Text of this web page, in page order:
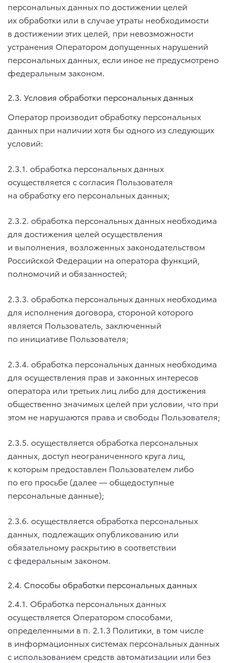
персональных данных по достижении целей
их обработки или в случае утраты необходимости
в достижении этих целей, при невозможности
устранения Оператором допущенных нарушений
персональных данных, если иное не предусмотрено
федеральным законом.
2.3. Условия обработки персональных данных
Оператор производит обработку персональных
данных при наличии хотя бы одного из следующих
условий:
2.3.1. обработка персональных данных
осуществляется с согласия Пользователя
на обработку его персональных данных;
2.3.2. обработка персональных данных необходима
для достижения целей осуществления
и выполнения, возложенных законодательством
Российской Федерации на оператора функций,
полномочий и обязанностей;
2.3.3. обработка персональных данных необходима
для исполнения договора, стороной которого
является Пользователь, заключенный
по инициативе Пользователя;
2.3.4. обработка персональных данных необходима
для осуществления прав и законных интересов
оператора или третьих лиц либо для достижения
общественно значимых целей при условии, что при
этом не нарушаются права и свободы Пользователя;
2.3.5. осуществляется обработка персональных
данных, доступ неограниченного круга лиц,
к которым предоставлен Пользователем либо
по его просьбе (далее — общедоступные
персональные данные);
2.3.6. осуществляется обработка персональных
данных, подлежащих опубликованию или
обязательному раскрытию в соответствии
с федеральным законом.
2.4. Способы обработки персональных данных
2.4.1. Обработка персональных данных
осуществляется Оператором способами,
определенными в п. 2.1.3 Политики, в том числе
в информационных системах персональных данных
с использованием средств автоматизации или без